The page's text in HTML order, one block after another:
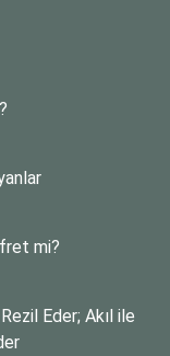
mi?
Eder; Akıl ile